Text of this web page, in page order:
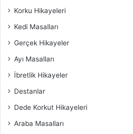
Korku Hikayeleri
Kedi Masalları
Gerçek Hikayeler
Ayı Masalları
İbretlik Hikayeler
Destanlar
Dede Korkut Hikayeleri
Araba Masalları